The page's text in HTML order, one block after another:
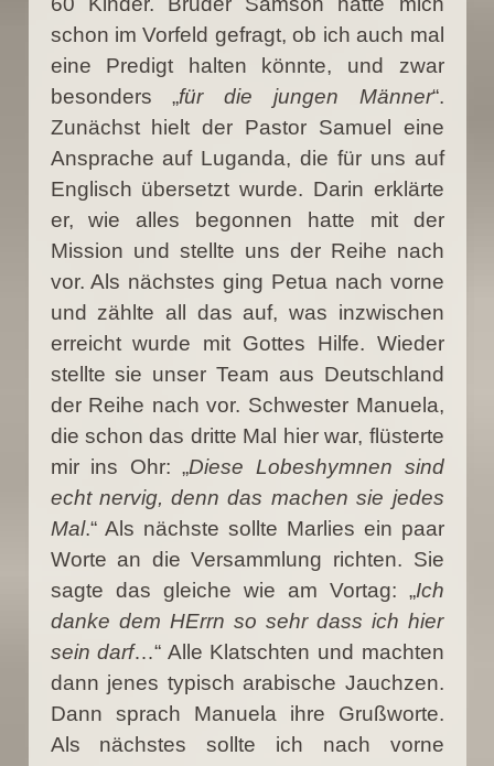
schon im Vorfeld gefragt, ob ich auch mal
eine Predigt halten könnte, und zwar
besonders „für die jungen Männer“.
Zunächst hielt der Pastor Samuel eine
Ansprache auf Luganda, die für uns auf
Englisch übersetzt wurde. Darin erklärte
er, wie alles begonnen hatte mit der
Mission und stellte uns der Reihe nach
vor. Als nächstes ging Petua nach vorne
und zählte all das auf, was inzwischen
erreicht wurde mit Gottes Hilfe. Wieder
stellte sie unser Team aus Deutschland
der Reihe nach vor. Schwester Manuela,
die schon das dritte Mal hier war, flüsterte
mir ins Ohr: „Diese Lobeshymnen sind
echt nervig, denn das machen sie jedes
Mal.“ Als nächste sollte Marlies ein paar
Worte an die Versammlung richten. Sie
sagte das gleiche wie am Vortag: „Ich
danke dem HErrn so sehr dass ich hier
sein darf…“ Alle Klatschten und machten
dann jenes typisch arabische Jauchzen.
Dann sprach Manuela ihre Grußworte.
Als nächstes sollte ich nach vorne